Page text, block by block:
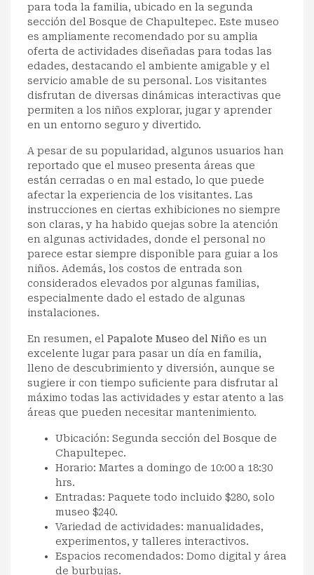
para toda la familia, ubicado en la segunda
sección del Bosque de Chapultepec. Este museo
es ampliamente recomendado por su amplia
oferta de actividades diseñadas para todas las
edades, destacando el ambiente amigable y el
servicio amable de su personal. Los visitantes
disfrutan de diversas dinámicas interactivas que
permiten a los niños explorar, jugar y aprender
en un entorno seguro y divertido.
A pesar de su popularidad, algunos usuarios han
reportado que el museo presenta áreas que
están cerradas o en mal estado, lo que puede
afectar la experiencia de los visitantes. Las
instrucciones en ciertas exhibiciones no siempre
son claras, y ha habido quejas sobre la atención
en algunas actividades, donde el personal no
parece estar siempre disponible para guiar a los
niños. Además, los costos de entrada son
considerados elevados por algunas familias,
especialmente dado el estado de algunas
instalaciones.
En resumen, el Papalote Museo del Niño es un
excelente lugar para pasar un día en familia,
lleno de descubrimiento y diversión, aunque se
sugiere ir con tiempo suficiente para disfrutar al
máximo todas las actividades y estar atento a las
áreas que pueden necesitar mantenimiento.
Ubicación: Segunda sección del Bosque de
Chapultepec.
Horario: Martes a domingo de 10:00 a 18:30
hrs.
Entradas: Paquete todo incluido $280, solo
museo $240.
Variedad de actividades: manualidades,
experimentos, y talleres interactivos.
Espacios recomendados: Domo digital y área
de burbujas.